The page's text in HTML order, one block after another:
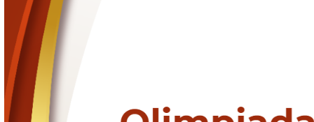
Archivos
FR-01-DI-MN-500-17-01 FORMATO DE SOL.
Convocatoria (1).pdf